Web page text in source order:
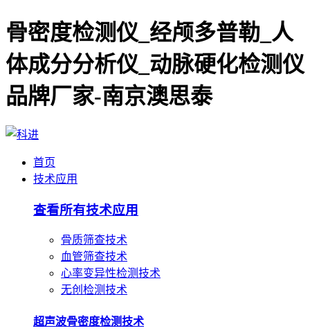
骨密度检测仪_经颅多普勒_人
体成分分析仪_动脉硬化检测仪
品牌厂家-南京澳思泰
首页
技术应用
查看所有技术应用
骨质筛查技术
血管筛查技术
心率变异性检测技术
无创检测技术
超声波骨密度检测技术